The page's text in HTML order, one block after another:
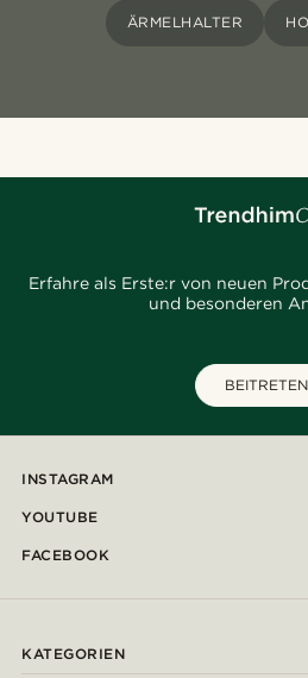
ÄRMELHALTER
Erfahre als Erste:r von neuen
und besonderen
BEITRETEN
INSTAGRAM
YOUTUBE
FACEBOOK
KATEGORIEN